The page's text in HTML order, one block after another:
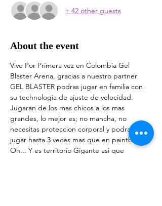
+ 42 other guests
About the event
Vive Por Primera vez en Colombia Gel
Blaster Arena, gracias a nuestro partner
GEL BLASTER podras jugar en familia con
su technologia de ajuste de velocidad.
Jugaran de los mas chicos a los mas
grandes, lo mejor es; no mancha, no
necesitas proteccion corporal y podras
jugar hasta 3 veces mas que en paintball.
Oh... Y es territorio Gigante asi que